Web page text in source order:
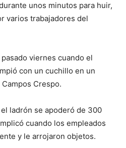
unos minutos para huir,
varios trabajadores del
viernes cuando el
con un cuchillo en un
Crespo.
ladrón se apoderó de 300
cuando los empleados
y le arrojaron objetos.